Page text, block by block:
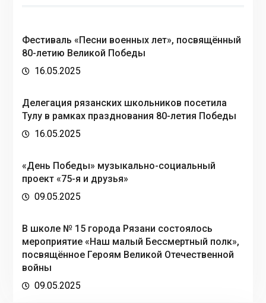
Фестиваль «Песни военных лет», посвящённый
80-летию Великой Победы
16.05.2025
Делегация рязанских школьников посетила
Тулу в рамках празднования 80-летия Победы
16.05.2025
«День Победы» музыкально-социальный
проект «75-я и друзья»
09.05.2025
В школе № 15 города Рязани состоялось
мероприятие «Наш малый Бессмертный полк»,
посвящённое Героям Великой Отечественной
войны
09.05.2025